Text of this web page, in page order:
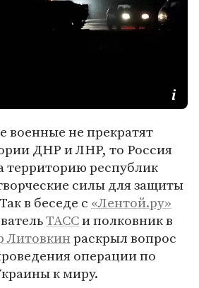
военные не прекратят
ДНР и ЛНР, то Россия
территорию республик
силы для защиты
в беседе с «Лентой.ру»
ТАССи полковник в
Литовкинраскрыл вопрос
операции по
к миру.